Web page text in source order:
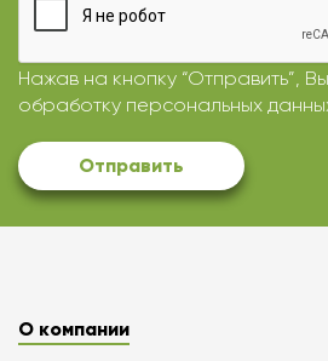
Нажав на кнопку “Отправить”,
обработку персональных
Отправить
О компании